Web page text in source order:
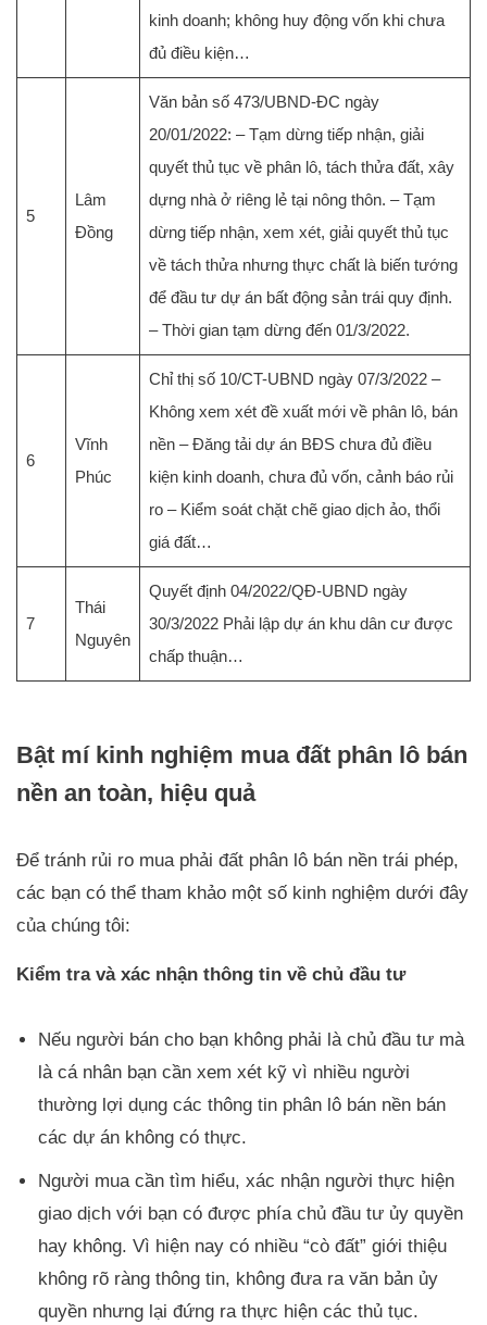
kinh doanh; không huy động vốn khi chưa
đủ điều kiện…
5
Lâm
Đồng
Văn bản số 473/UBND-ĐC ngày
20/01/2022: – Tạm dừng tiếp nhận, giải
quyết thủ tục về phân lô, tách thửa đất, xây
dựng nhà ở riêng lẻ tại nông thôn. – Tạm
dừng tiếp nhận, xem xét, giải quyết thủ tục
về tách thửa nhưng thực chất là biến tướng
để đầu tư dự án bất động sản trái quy định.
– Thời gian tạm dừng đến 01/3/2022.
6
Vĩnh
Phúc
Chỉ thị số 10/CT-UBND ngày 07/3/2022 –
Không xem xét đề xuất mới về phân lô, bán
nền – Đăng tải dự án BĐS chưa đủ điều
kiện kinh doanh, chưa đủ vốn, cảnh báo rủi
ro – Kiểm soát chặt chẽ giao dịch ảo, thổi
giá đất…
7
Thái
Nguyên
Quyết định 04/2022/QĐ-UBND ngày
30/3/2022 Phải lập dự án khu dân cư được
chấp thuận…
Bật mí kinh nghiệm mua đất phân lô bán
nền an toàn, hiệu quả
Để tránh rủi ro mua phải đất phân lô bán nền trái phép,
các bạn có thể tham khảo một số kinh nghiệm dưới đây
của chúng tôi:
Kiểm tra và xác nhận thông tin về chủ đầu tư
Nếu người bán cho bạn không phải là chủ đầu tư mà
là cá nhân bạn cần xem xét kỹ vì nhiều người
thường lợi dụng các thông tin phân lô bán nền bán
các dự án không có thực.
Người mua cần tìm hiểu, xác nhận người thực hiện
giao dịch với bạn có được phía chủ đầu tư ủy quyền
hay không. Vì hiện nay có nhiều “cò đất” giới thiệu
không rõ ràng thông tin, không đưa ra văn bản ủy
quyền nhưng lại đứng ra thực hiện các thủ tục.